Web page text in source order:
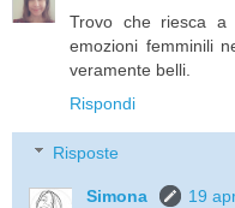
Trovo che riesca
emozioni femminili
veramente belli.
Rispondi
Risposte
Simona
19